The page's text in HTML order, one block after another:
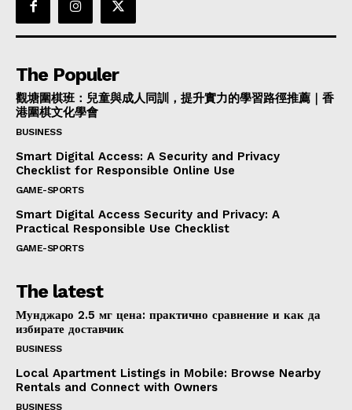
The Populer
觀塘圍棋班：兒童與成人同訓，提升實力的學習路徑推薦｜香
港圍棋文化學會
BUSINESS
Smart Digital Access: A Security and Privacy
Checklist for Responsible Online Use
GAME-SPORTS
Smart Digital Access Security and Privacy: A
Practical Responsible Use Checklist
GAME-SPORTS
The latest
Мунджаро 2.5 мг цена: практично сравнение и как да
избирате доставчик
BUSINESS
Local Apartment Listings in Mobile: Browse Nearby
Rentals and Connect with Owners
BUSINESS